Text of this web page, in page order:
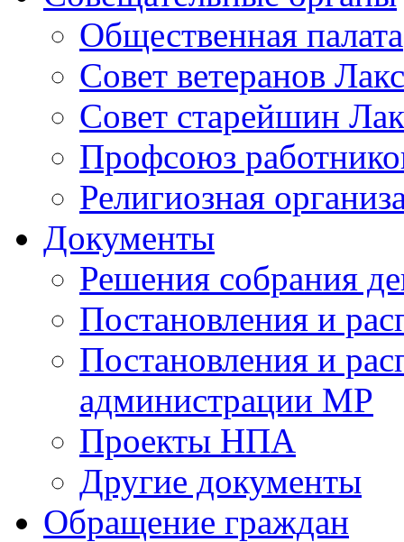
Общественная палата
Совет ветеранов
Совет старейшин
Профсоюз
Религиозная
Документы
Решения собрания
Постановления и
Постановления и
администрации МР
Проекты НПА
Другие документы
Обращение граждан